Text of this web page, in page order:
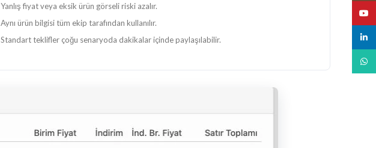
Yanlış fiyat veya eksik ürün görseli riski azalır.
Aynı ürün bilgisi tüm ekip tarafından kullanılır.
Standart teklifler çoğu senaryoda dakikalar içinde paylaşılabilir.